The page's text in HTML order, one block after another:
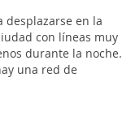
desplazarse en la
con líneas muy
durante la noche.
una red de